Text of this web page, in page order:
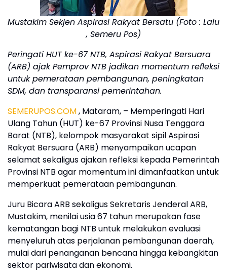
Mustakim Sekjen Aspirasi Rakyat Bersatu (Foto : Lalu
, Semeru Pos)
Peringati HUT ke-67 NTB, Aspirasi Rakyat Bersuara
(ARB) ajak Pemprov NTB jadikan momentum refleksi
untuk pemerataan pembangunan, peningkatan
SDM, dan transparansi pemerintahan.
SEMERUPOS.COM, Mataram, – Memperingati Hari
Ulang Tahun (HUT) ke-67 Provinsi Nusa Tenggara
Barat (NTB), kelompok masyarakat sipil Aspirasi
Rakyat Bersuara (ARB) menyampaikan ucapan
selamat sekaligus ajakan refleksi kepada Pemerintah
Provinsi NTB agar momentum ini dimanfaatkan untuk
memperkuat pemerataan pembangunan.
Juru Bicara ARB sekaligus Sekretaris Jenderal ARB,
Mustakim, menilai usia 67 tahun merupakan fase
kematangan bagi NTB untuk melakukan evaluasi
menyeluruh atas perjalanan pembangunan daerah,
mulai dari penanganan bencana hingga kebangkitan
sektor pariwisata dan ekonomi.